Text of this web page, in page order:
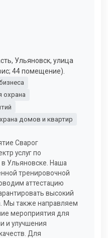
Ульяновск, улица
44 помещение).
охрана
домов и квартир
Сварог
услуг по
Ульяновске. Наша
тренировочной
аттестацию
высокий
Мы также направляем
мероприятия для
и улучшения
Для